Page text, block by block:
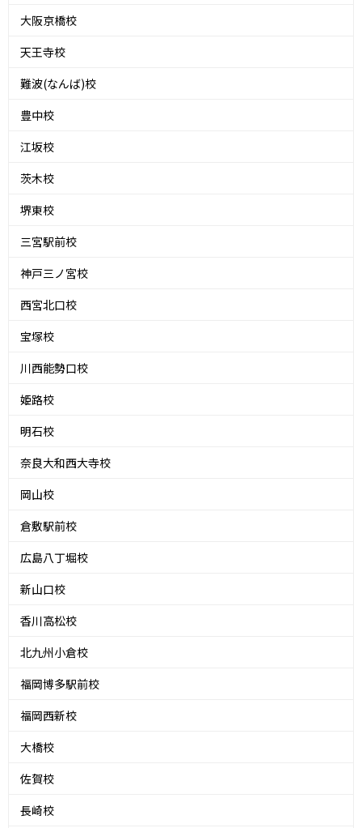
大阪京橋校
天王寺校
難波(なんば)校
豊中校
江坂校
茨木校
堺東校
三宮駅前校
神戸三ノ宮校
西宮北口校
宝塚校
川西能勢口校
姫路校
明石校
奈良大和西大寺校
岡山校
倉敷駅前校
広島八丁堀校
新山口校
香川高松校
北九州小倉校
福岡博多駅前校
福岡西新校
大橋校
佐賀校
長崎校